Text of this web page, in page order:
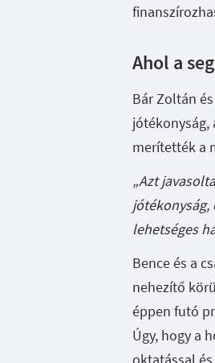
Ahol a
Bár Zoltán
jótékonyság,
merítették a
„Azt
jótékonyság,
lehetséges
Bence és a
nehezítő
éppen futó
Úgy, hogy a